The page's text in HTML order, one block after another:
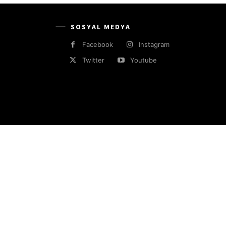
SOSYAL MEDYA
Facebook
Instagram
Twitter
Youtube